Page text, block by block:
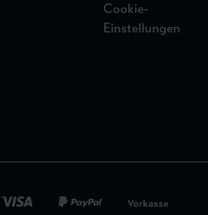
Cookie-
Einstellungen